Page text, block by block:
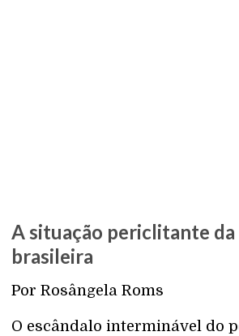
A situação periclitante da
brasileira
Por Rosângela Roms
O escândalo interminável do